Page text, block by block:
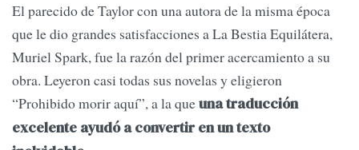
El parecido de Taylor con una autora de la misma época
que le dio grandes satisfacciones a La Bestia Equilátera,
Muriel Spark, fue la razón del primer acercamiento a su
obra. Leyeron casi todas sus novelas y eligieron
“Prohibido morir aquí”, a la queuna traducción
excelente ayudó a convertir en un texto